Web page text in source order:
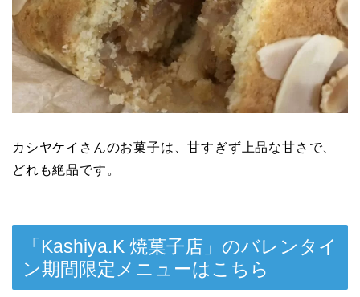
カシヤケイさんのお菓子は、甘すぎず上品な甘さで、
どれも絶品です。
「Kashiya.K 焼菓子店」のバレンタイ
ン期間限定メニューはこちら